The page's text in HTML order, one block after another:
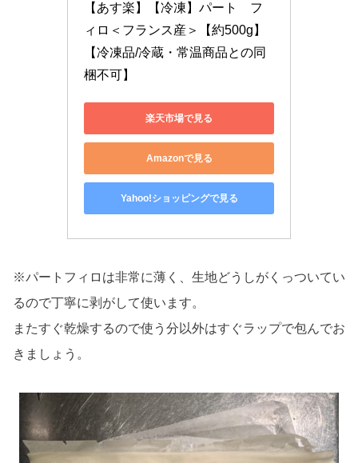
【あす楽】【冷凍】パート　フ
ィロ＜フランス産＞【約500g】
【冷凍品/冷蔵・常温商品との同
梱不可】
楽天市場で見る
Amazonで見る
Yahoo!ショッピングで見る
※パートフィロは非常に薄く、生地どうしがくっついてい
るので丁寧に剥がして使います。
またすぐ乾燥するので使う分以外はすぐラップで包んでお
きましょう。